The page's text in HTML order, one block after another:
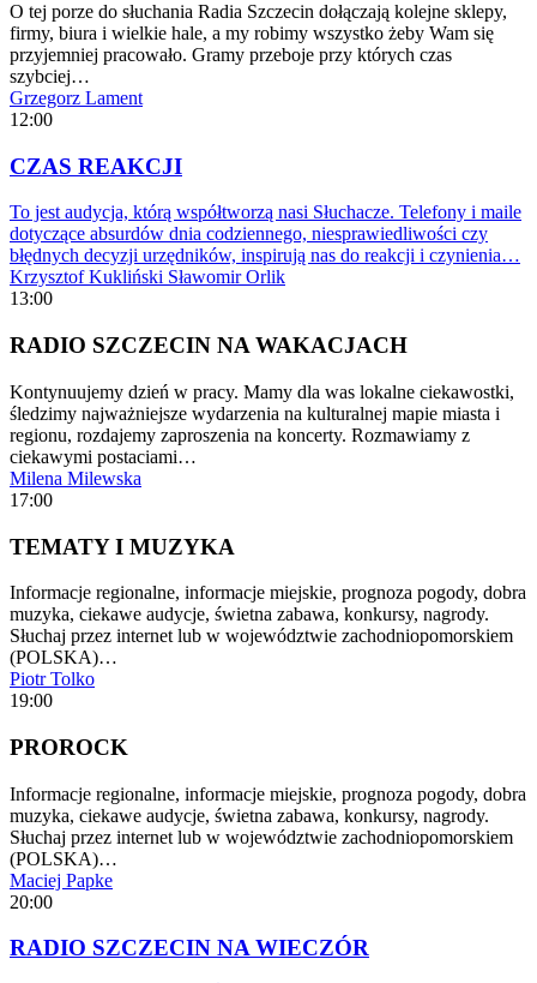
O tej porze do słuchania Radia Szczecin dołączają kolejne sklepy,
firmy, biura i wielkie hale, a my robimy wszystko żeby Wam się
przyjemniej pracowało. Gramy przeboje przy których czas
szybciej…
Grzegorz Lament
12:00
CZAS REAKCJI
To jest audycja, którą współtworzą nasi Słuchacze. Telefony i maile
dotyczące absurdów dnia codziennego, niesprawiedliwości czy
błędnych decyzji urzędników, inspirują nas do reakcji i czynienia…
Krzysztof Kukliński Sławomir Orlik
13:00
RADIO SZCZECIN NA WAKACJACH
Kontynuujemy dzień w pracy. Mamy dla was lokalne ciekawostki,
śledzimy najważniejsze wydarzenia na kulturalnej mapie miasta i
regionu, rozdajemy zaproszenia na koncerty. Rozmawiamy z
ciekawymi postaciami…
Milena Milewska
17:00
TEMATY I MUZYKA
Informacje regionalne, informacje miejskie, prognoza pogody, dobra
muzyka, ciekawe audycje, świetna zabawa, konkursy, nagrody.
Słuchaj przez internet lub w województwie zachodniopomorskiem
(POLSKA)…
Piotr Tolko
19:00
PROROCK
Informacje regionalne, informacje miejskie, prognoza pogody, dobra
muzyka, ciekawe audycje, świetna zabawa, konkursy, nagrody.
Słuchaj przez internet lub w województwie zachodniopomorskiem
(POLSKA)…
Maciej Papke
20:00
RADIO SZCZECIN NA WIECZÓR